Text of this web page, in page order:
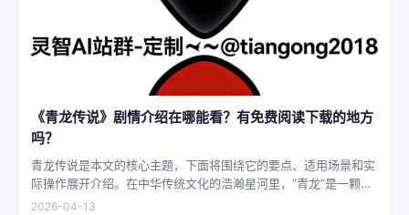
《青龙传说》剧情介绍在哪能看？有免费阅读下载的地方
吗？
青龙传说是本文的核心主题，下面将围绕它的要点、适用场景和实
际操作展开介绍。在中华传统文化的浩瀚星河里，“青龙”是一颗璀
璨夺目的明珠，它与白虎、朱雀、玄武并称“四灵”，雄踞东方，是
2026-04-13